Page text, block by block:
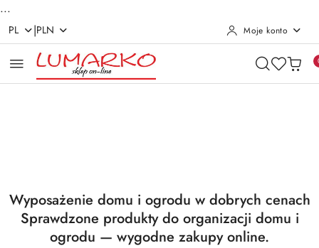
...
Przejdź do treści głównej
Przejdź do wyszukiwarki
Przejdź do moje konto
Przejdź do menu głównego
Przejdź do stopki
PL |PLN Moje konto
Wyposażenie domu i ogrodu w dobrych cenach
Sprawdzone produkty do organizacji domu i
ogrodu — wygodne zakupy online.